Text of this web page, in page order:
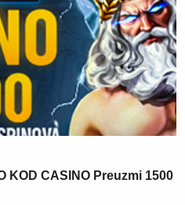
KOD CASINO Preuzmi 1500